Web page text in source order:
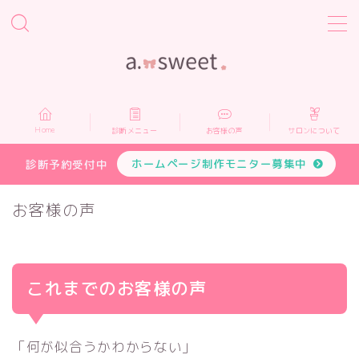
Home
診断メニュー
お客様の声
プロフィール
Home 診断メニュー お客様の声 サロンについて
診断予約受付中 ホームページ制作モニター募集中
お客様の声
これまでのお客様の声
「何が似合うかわからない」